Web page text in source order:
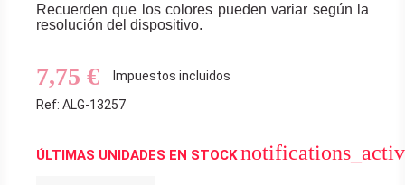
Recuerden que los colores pueden variar según la
resolución del dispositivo.
7,75 €
Impuestos incluidos
Ref: ALG-13257
ÚLTIMAS UNIDADES EN STOCK